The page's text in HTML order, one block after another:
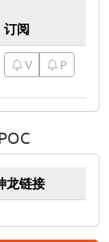
订阅
V P
龙链接